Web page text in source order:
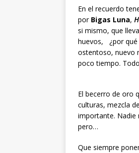
En el recuerdo
por Bigas Luna,
si mismo, que
huevos, ¿por qué
ostentoso, nuevo
poco tiempo.
El becerro de oro
culturas, mezcla
importante. Nadie
pero…
Que siempre